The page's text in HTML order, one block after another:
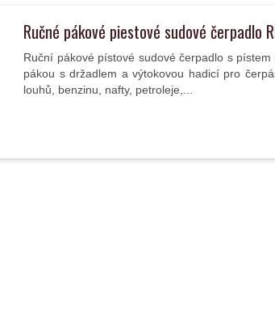
Ručné pákové piestové sudové čerpadlo
Ruční pákové pístové sudové čerpadlo s pístem
pákou s držadlem a výtokovou hadicí pro
louhů, benzinu, nafty, petroleje,...